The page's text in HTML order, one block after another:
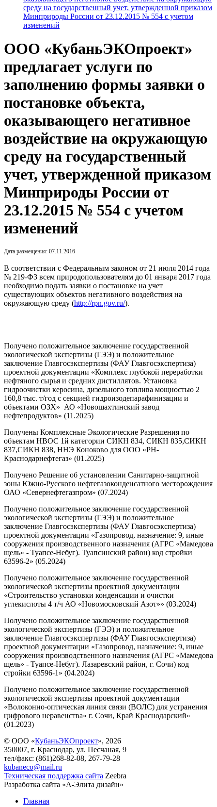
среду на государственный учет, утвержденной приказом
Минприроды России от 23.12.2015 № 554 с учетом
изменений
ООО «КубаньЭКОпроект»
предлагает услуги по
заполнению формы заявки о
постановке объекта,
оказывающего негативное
воздействие на окружающую
среду на государственный
учет, утвержденной приказом
Минприроды России от
23.12.2015 № 554 с учетом
изменений
Дата размещения: 07.11.2016
В соответствии с Федеральным законом от 21 июля 2014 года
№ 219-ФЗ всем природопользователям до 01 января 2017 года
необходимо подать заявки о постановке на учет
существующих объектов негативного воздействия на
окружающую среду (http://rpn.gov.ru/).
Получено положительное заключение государственной
экологической экспертизы (ГЭЭ) и положительное
заключение Главгосэкспертизы (ФАУ Главгосэкспертиза)
проектной документации «Комплекс глубокой переработки
нефтяного сырья и средних дистиллятов. Установка
гидроочистки керосина, дизельного топлива мощностью 2
160,8 тыс. т/год с секцией гидроизодепарафинизации и
объектами ОЗХ» АО «Новошахтинский завод
нефтепродуктов» (11.2025)
Получены Комплексные Экологические Разрешения по
объектам НВОС 1й категории СИКН 834, СИКН 835,СИКН
837,СИКН 838, ННЭ Коноково для ООО «РН-
Краснодарнефтегаз» (01.2025)
Получено Решение об установлении Санитарно-защитной
зоны Южно-Русского нефтегазоконденсатного месторождения
ОАО «Севернефтегазпром» (07.2024)
Получено положительное заключение государственной
экологической экспертизы (ГЭЭ) и положительное
заключение Главгосэкспертизы (ФАУ Главгосэкспертиза)
проектной документации «Газопровод, назначение: 9, иные
сооружения производственного назначения (АГРС «Мамедова
щель» - Туапсе-Небуг). Туапсинский район) код стройки
63596-2» (05.2024)
Получено положительное заключение государственной
экологической экспертизы проектной документации
«Строительство установки конденсации и очистки
углекислоты 4 т/ч АО «Новомосковский Азот»» (03.2024)
Получено положительное заключение государственной
экологической экспертизы (ГЭЭ) и положительное
заключение Главгосэкспертизы (ФАУ Главгосэкспертиза)
проектной документации «Газопровод, назначение: 9, иные
сооружения производственного назначения (АГРС «Мамедова
щель» - Туапсе-Небуг). Лазаревский район, г. Сочи) код
стройки 63596-1» (04.2024)
Получено положительное заключение государственной
экологической экспертизы проектной документации
«Волоконно-оптическая линия связи (ВОЛС) для устранения
цифрового неравенства» г. Сочи, Край Краснодарский»
(01.2023)
© ООО «КубаньЭКОпроект», 2026
350007, г. Краснодар, ул. Песчаная, 9
тел/факс: (861)268-82-08, 267-79-28
kubaneco@mail.ru
Техническая поддержка сайта Zeebra
Разработка сайта «А-Элита дизайн»
Главная